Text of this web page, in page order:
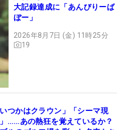
大記録達成に「あんびりーば
ぼー」
2026年8月7日 (金) 11時25分
19
いつかはクラウン」「シーマ現
……あの熱狂を覚えているか？